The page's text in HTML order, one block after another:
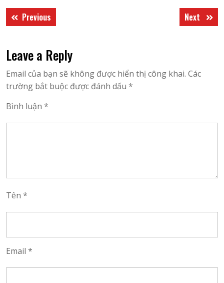
Điều
hướng
viết
Previous
post:
Next Next
post:
Leave a Reply
Email của bạn sẽ không được hiển thị công khai. Các
trường bắt buộc được đánh dấu *
Bình luận *
Tên *
Email *